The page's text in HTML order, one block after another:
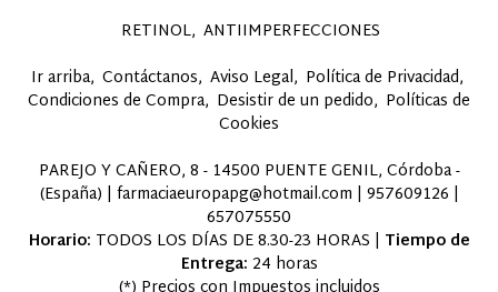
RETINOL ANTIIMPERFECCIONES
Ir arriba Contáctanos Aviso Legal Política de Privacidad
Condiciones de Compra Desistir de un pedido Políticas de
Cookies
PAREJO Y CAÑERO, 8 - 14500 PUENTE GENIL, Córdoba -
(España) | farmaciaeuropapg@hotmail.com | 957609126 |
657075550
Horario: TODOS LOS DÍAS DE 8.30-23 HORAS | Tiempo de
Entrega: 24 horas